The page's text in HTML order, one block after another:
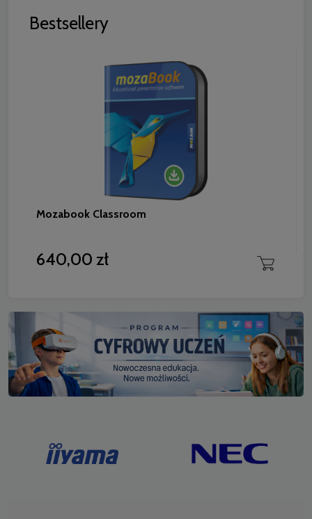
Bestsellery
Mozabook Classroom
640,00 zł